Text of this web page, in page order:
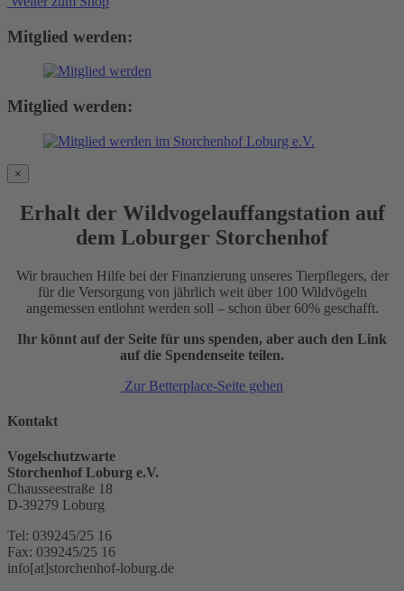
Mitglied werden:
Mitglied werden:
×
Erhalt der Wildvogelauffangstation auf
dem Loburger Storchenhof
Wir brauchen Hilfe bei der Finanzierung unseres Tierpflegers, der
für die Versorgung von jährlich weit über 100 Wildvögeln
angemessen entlohnt werden soll – schon über 60% geschafft.
Ihr könnt auf der Seite für uns spenden, aber auch den Link
auf die Spendenseite teilen.
Zur Betterplace-Seite gehen
Kontakt
Vogelschutzwarte
Storchenhof Loburg e.V.
Chausseestraße 18
D-39279 Loburg
Tel: 039245/25 16
Fax: 039245/25 16
info[at]storchenhof-loburg.de